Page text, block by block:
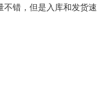
错，但是入库和发货